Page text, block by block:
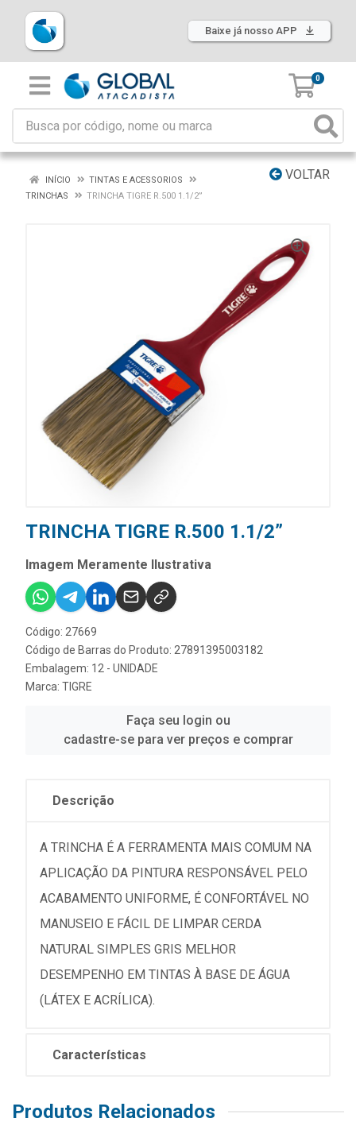
Baixe já nosso APP
0
VOLTAR
INÍCIO
TINTAS E ACESSORIOS
TRINCHAS
TRINCHA TIGRE R.500 1.1/2”
TRINCHA TIGRE R.500 1.1/2”
Imagem Meramente Ilustrativa
Código: 27669
Código de Barras do Produto: 27891395003182
Embalagem: 12 - UNIDADE
Marca: TIGRE
Faça seu login ou
cadastre-se para ver preços e comprar
Descrição
A TRINCHA É A FERRAMENTA MAIS COMUM NA
APLICAÇÃO DA PINTURA RESPONSÁVEL PELO
ACABAMENTO UNIFORME, É CONFORTÁVEL NO
MANUSEIO E FÁCIL DE LIMPAR CERDA
NATURAL SIMPLES GRIS MELHOR
DESEMPENHO EM TINTAS À BASE DE ÁGUA
(LÁTEX E ACRÍLICA).
Características
Produtos Relacionados